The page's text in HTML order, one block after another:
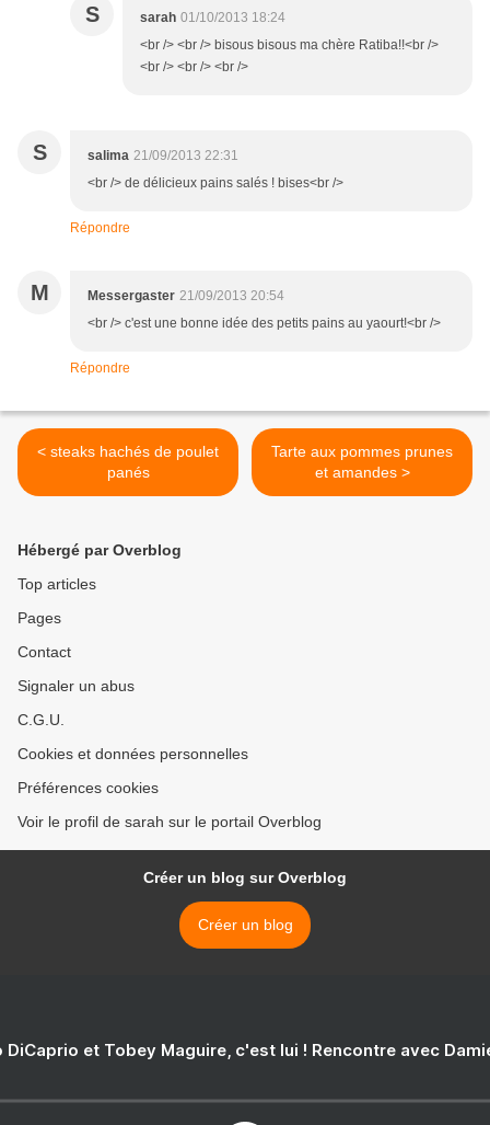
S sarah 01/10/2013 18:24
<br /> <br /> bisous bisous ma chère Ratiba!!<br />
<br /> <br /> <br />
S salima 21/09/2013 22:31
<br /> de délicieux pains salés ! bises<br />
Répondre
M Messergaster 21/09/2013 20:54
<br /> c'est une bonne idée des petits pains au yaourt!<br />
Répondre
< steaks hachés de poulet
panés
Tarte aux pommes prunes
et amandes >
Hébergé par Overblog
Top articles
Pages
Contact
Signaler un abus
C.G.U.
Cookies et données personnelles
Préférences cookies
Voir le profil de sarah sur le portail Overblog
Créer un blog sur Overblog
Créer un blog
DiCaprio et Tobey Maguire, c'est lui ! Rencontre avec